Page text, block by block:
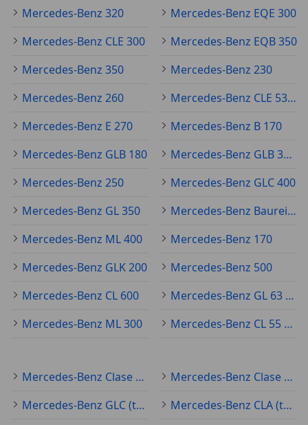
Mercedes-Benz 320
Mercedes-Benz EQE 300
Mercedes-Benz CLE 300
Mercedes-Benz EQB 350
Mercedes-Benz 350
Mercedes-Benz 230
Mercedes-Benz 260
Mercedes-Benz CLE 53 AMG
Mercedes-Benz E 270
Mercedes-Benz B 170
Mercedes-Benz GLB 180
Mercedes-Benz GLB 35 AMG
Mercedes-Benz 250
Mercedes-Benz GLC 400
Mercedes-Benz GL 350
Mercedes-Benz Baureihe 123
Mercedes-Benz ML 400
Mercedes-Benz 170
Mercedes-Benz GLK 200
Mercedes-Benz 500
Mercedes-Benz CL 600
Mercedes-Benz GL 63 AMG
Mercedes-Benz ML 300
Mercedes-Benz CL 55 AMG
Mercedes-Benz Clase A (todo)
Mercedes-Benz Clase C (todo)
Mercedes-Benz GLC (todo)
Mercedes-Benz CLA (todo)